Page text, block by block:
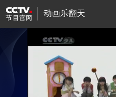
动画乐翻天